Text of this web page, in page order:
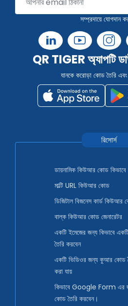
সম্প্রদায়ে যোগদান
QR TIGER অ্যাপটি
যানকে করোড়া কোড তৈরি
রিসোর্স
ডায়নামিক কিউআর কোড
মাল্টি URL কিউআর কোড
ডিজিটাল বিজনেস কার্ড কিউআর
বাল্ক কিউআর কোড জেনারেটর
একটি ইমেজের জন্য কিভাবে
তৈরি করবেন
একটি ভিডিওর জন্য কুআর কোড
করা যায়
কিভাবে Google Form এর
কোড তৈরি করবেন।